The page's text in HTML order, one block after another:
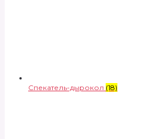
Спекатель-дырокол (18)